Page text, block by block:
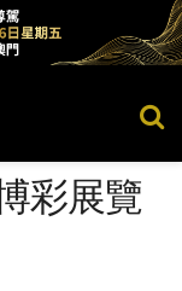
彩展覽